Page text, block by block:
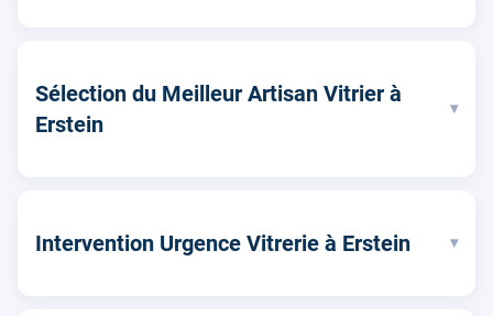
Sélection du Meilleur Artisan Vitrier à
Erstein
▾
Intervention Urgence Vitrerie à Erstein ▾